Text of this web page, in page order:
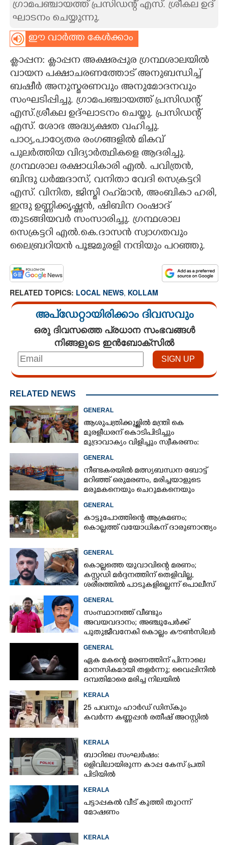
CARTOONS
LITERATURE
ZOOM
ഗ്രാമപഞ്ചായത്ത് പ്രസിഡന്റ് എസ്. ശ്രീകല ഉദ്
ഘാടനം ചെയ്യുന്നു.
ഈ വാർത്ത കേൾക്കാം
ക്ലാപ്പന: ക്ലാപ്പന അക്ഷരപ്പുര ഗ്രന്ഥശാലയിൽ
വായന പക്ഷാചരണത്തോട് അനുബന്ധിച്ച്
ബഷീർ അനുസ്മരണവും അനുമോദനവും
സംഘടിപ്പിച്ചു. ഗ്രാമപഞ്ചായത്ത് പ്രസിഡന്റ്
എസ്.ശ്രീകല ഉദ്ഘാടനം ചെയ്തു. പ്രസിഡന്റ്
എസ്. ശോഭ അദ്ധ്യക്ഷത വഹിച്ചു.
പാഠ്യ,പാഠ്യേതര രംഗങ്ങളിൽ മികവ്
പുലർത്തിയ വിദ്യാർത്ഥികളെ ആദരിച്ചു.
ഗ്രന്ഥശാല രക്ഷാധികാരി എൽ. പവിത്രൻ,
ബിന്ദു ധർമ്മദാസ്, വനിതാ വേദി സെക്രട്ടറി
എസ്. വിനിത, ജിസ്മി റഹ്‌മാൻ, അംബികാ ഹരി,
ഇന്ദു ഉണ്ണിക്കൃഷ്ണൻ, ഷിബിന റംഷാദ്
തുടങ്ങിയവർ സംസാരിച്ചു. ഗ്രന്ഥശാല
സെക്രട്ടറി എൽ.കെ.ദാസൻ സ്വാഗതവും
ലൈബ്രറിയൻ പൂജമുരളി നന്ദിയും പറഞ്ഞു.
RELATED TOPICS: LOCAL NEWS, KOLLAM
അപ്ഡേറ്റായിരിക്കാം ദിവസവും
ഒരു ദിവസത്തെ പ്രധാന സംഭവങ്ങൾ
നിങ്ങളുടെ ഇൻബോക്സിൽ
RELATED NEWS
GENERAL
ആശുപത്രിക്കുള്ളിൽ മന്ത്രി കെ
മുരളീധരന് കൊടിപിടിച്ചും
മുദ്രാവാക്യം വിളിച്ചും സ്വീകരണം:
GENERAL
നീണ്ടകരയിൽ മത്സ്യബന്ധന ബോട്ട്
മറിഞ്ഞ്​ ഒരുമരണം,​ മരിച്ചയാളുടെ
മരുമകനെയും ചെറുമകനെയും
GENERAL
കാട്ടുപോത്തിന്റെ ആക്രമണം;
കൊല്ലത്ത് വയോധികന് ദാരുണാന്ത്യം
GENERAL
കൊല്ലത്തെ യുവാവിന്റെ മരണം;
കസ്റ്റഡി മർദ്ദനത്തിന് തെളിവില്ല,
ശരീരത്തിൽ പാടുകളില്ലെന്ന് പൊലീസ്
GENERAL
സംസ്ഥാനത്ത് വീണ്ടും
അവയവദാനം; അഞ്ചുപേർക്ക്
പുതുജീവനേകി കൊല്ലം കൗൺസിലർ
GENERAL
ഏക മകന്റെ മരണത്തിന് പിന്നാലെ
മാനസികമായി തളർന്നു; വൈപ്പിനിൽ
ദമ്പതിമാരെ മരിച്ച നിലയിൽ
KERALA
25 പവനും ഹാർഡ് ഡിസ്കും
കവർന്ന കണ്ണപ്പൻ രതീഷ് അറസ്റ്റിൽ
KERALA
ബാറിലെ സംഘർഷം:
ഒളിവിലായിരുന്ന കാപ്പ കേസ് പ്രതി
പിടിയിൽ
KERALA
പട്ടാപ്പകൽ വീട് കുത്തി തുറന്ന്
മോഷണം
KERALA